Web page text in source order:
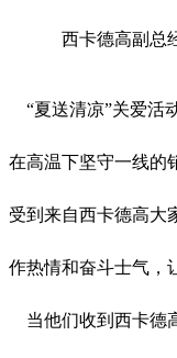
西卡德高副总
“夏送清凉”关爱活
在高温下坚守一线的
受到来自西卡德高大
作热情和奋斗士气，
当他们收到西卡德